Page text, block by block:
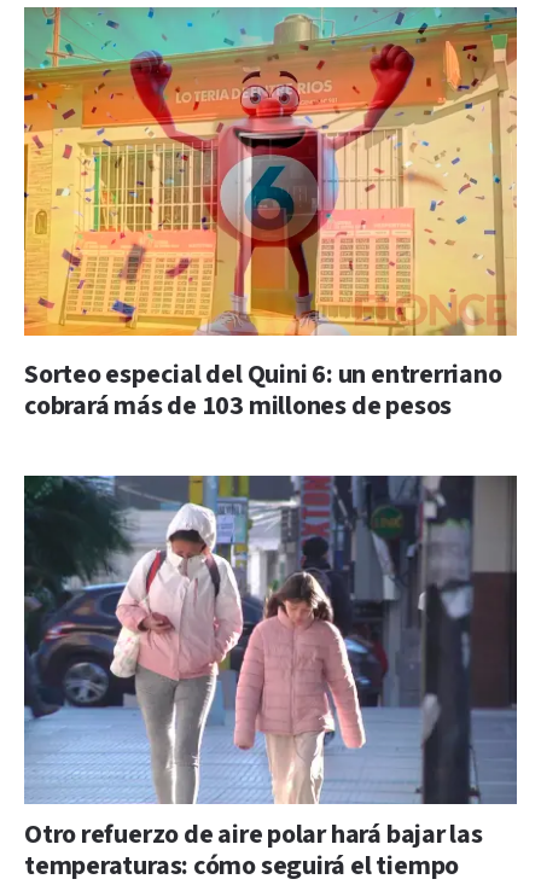
Sorteo especial del Quini 6: un entrerriano
cobrará más de 103 millones de pesos
Otro refuerzo de aire polar hará bajar las
temperaturas: cómo seguirá el tiempo